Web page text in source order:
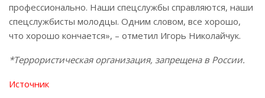
профессионально. Наши спецслужбы справляются, наши
спецслужбисты молодцы. Одним словом, все хорошо,
что хорошо кончается», – отметил Игорь Николайчук.
*Террористическая организация, запрещена в России.
Источник